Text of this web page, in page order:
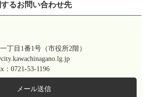
るお問い合わせ先
丁目1番1号（市役所2階）
：0721-53-1196
メール送信